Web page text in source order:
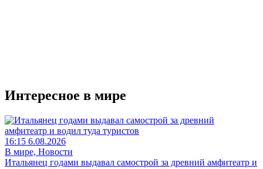
Интересное в мире
16:15 6.08.2026
В мире, Новости
Итальянец годами выдавал самострой за древний амфитеатр и